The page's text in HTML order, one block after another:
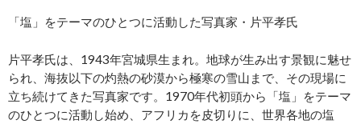
「塩」をテーマのひとつに活動した写真家・片平孝氏
片平孝氏は、1943年宮城県生まれ。地球が生み出す景観に魅せ
られ、海抜以下の灼熱の砂漠から極寒の雪山まで、その現場に
立ち続けてきた写真家です。1970年代初頭から「塩」をテーマ
のひとつに活動し始め、アフリカを皮切りに、世界各地の塩